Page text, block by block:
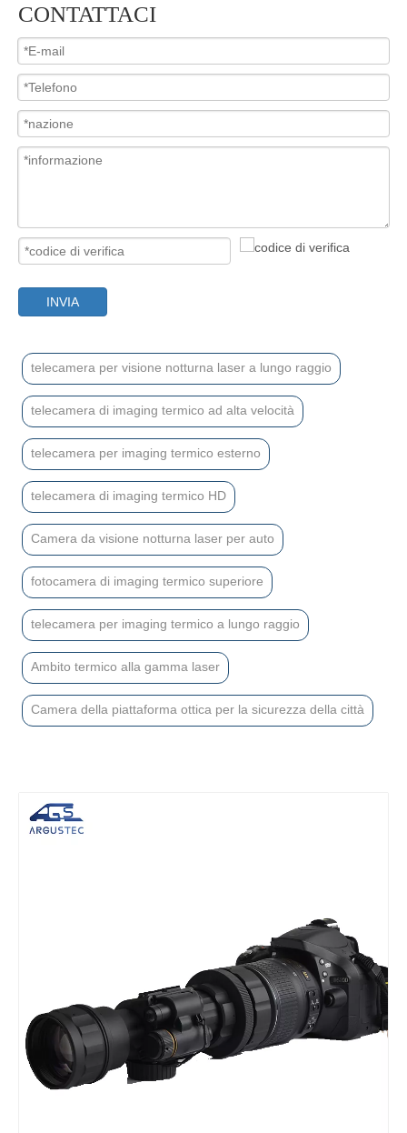
CONTATTACI
INVIA
telecamera per visione notturna laser a lungo raggio
telecamera di imaging termico ad alta velocità
telecamera per imaging termico esterno
telecamera di imaging termico HD
Camera da visione notturna laser per auto
fotocamera di imaging termico superiore
telecamera per imaging termico a lungo raggio
Ambito termico alla gamma laser
Camera della piattaforma ottica per la sicurezza della città